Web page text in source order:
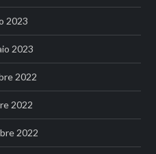
2023
2023
2022
2022
2022